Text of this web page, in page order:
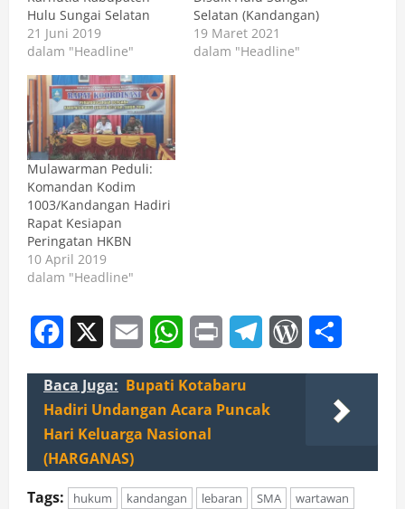
Hulu Sungai Selatan
21 Juni 2019
dalam "Headline"
Selatan (Kandangan)
19 Maret 2021
dalam "Headline"
Mulawarman Peduli:
Komandan Kodim
1003/Kandangan Hadiri
Rapat Kesiapan
Peringatan HKBN
10 April 2019
dalam "Headline"
Facebook Email WhatsApp
Print TelegramWordPress
Baca Juga: Bupati Kotabaru
Hadiri Undangan Acara Puncak
Hari Keluarga Nasional
(HARGANAS)
Tags:
hukum kandangan lebaran SMA wartawan